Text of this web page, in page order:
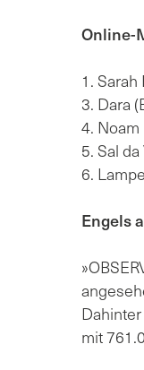
Online-
1.
3. Dara
4.
5. Sal
6.
Engels
mit